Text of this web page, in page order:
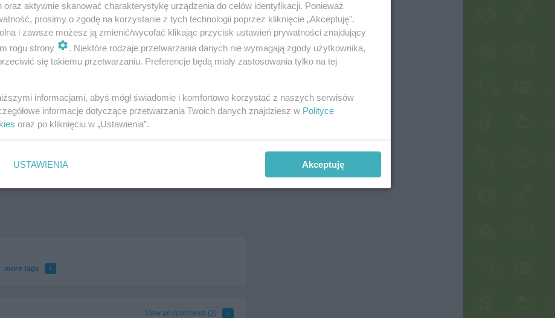
more tags
View all comments (2)
oraz aktywnie skanować charakterystykę urządzenia do celów identyfikacji. Ponieważ
prosimy o zgodę na korzystanie z tych technologii poprzez kliknięcie „Akceptuję”.
i zawsze możesz ją zmienić/wycofać klikając przycisk ustawień prywatności znajdujący
rogu strony
. Niektóre rodzaje przetwarzania danych nie wymagają zgody użytkownika,
się takiemu przetwarzaniu. Preferencje będą miały zastosowania tylko na tej
informacjami, abyś mógł świadomie i komfortowo korzystać z naszych serwisów
informacje dotyczące przetwarzania Twoich danych znajdziesz w Polityce
oraz po kliknięciu w „Ustawienia”.
USTAWIENIA Akceptuję